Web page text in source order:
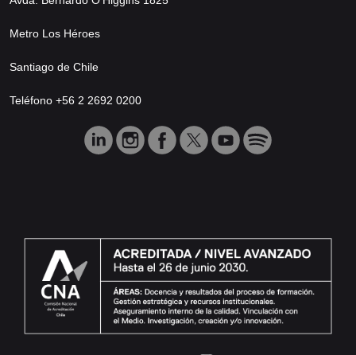
Metro Los Héroes
Santiago de Chile
Teléfono +56 2 2692 0200